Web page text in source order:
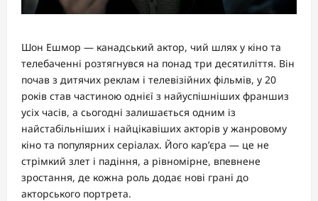
Шон Ешмор — канадський актор, чий шлях у кіно та
телебаченні розтягнувся на понад три десятиліття. Він
почав з дитячих реклам і телевізійних фільмів, у 20
років став частиною однієї з найуспішніших франшиз
усіх часів, а сьогодні залишається одним із
найстабільніших і найцікавіших акторів у жанровому
кіно та популярних серіалах. Його кар’єра — це не
стрімкий злет і падіння, а рівномірне, впевнене
зростання, де кожна роль додає нові грані до
акторського портрета.